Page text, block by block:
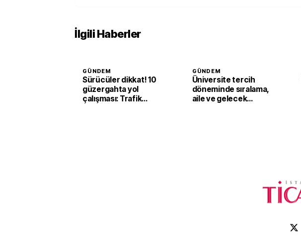
İlgili Haberler
GÜNDEM
Sürücüler dikkat! 10
güzergahta yol
çalışması: Trafik
GÜNDEM
Üniversite tercih
döneminde sıralama,
aile ve gelecek